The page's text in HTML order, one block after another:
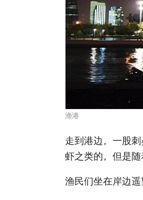
渔港
走到港边，一股
虾之类的，但是
渔民们坐在岸边